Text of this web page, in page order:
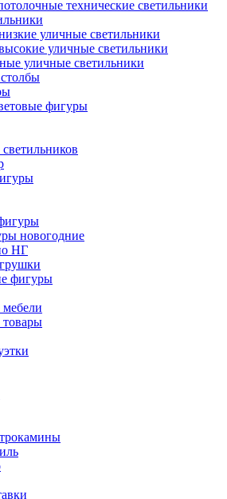
технические светильники
уличные светильники
уличные светильники
уличные светильники
фигуры
новогодние
НГ
фигуры
товары